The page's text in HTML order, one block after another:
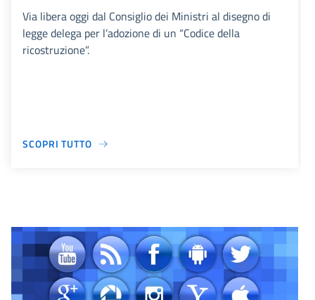
Via libera oggi dal Consiglio dei Ministri al disegno di
legge delega per l’adozione di un “Codice della
ricostruzione”.
SCOPRI TUTTO